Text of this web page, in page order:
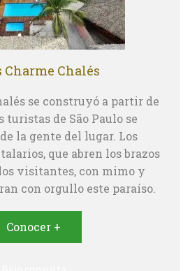
Chalés
se construyó a partir de
turistas de São Paulo se
la gente del lugar. Los
que abren los brazos
visitantes, con mimo y
con orgullo este paraíso.
Conocer +